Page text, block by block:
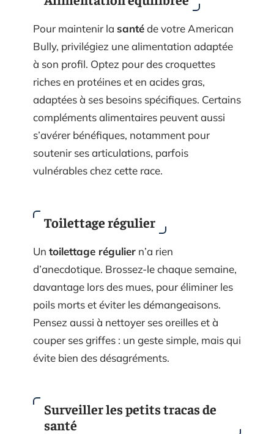
Pour maintenir la santéde votre American
Bully, privilégiez une alimentation adaptée
à son profil. Optez pour des croquettes
riches en protéines et en acides gras,
adaptées à ses besoins spécifiques. Certains
compléments alimentaires peuvent aussi
s’avérer bénéfiques, notamment pour
soutenir ses articulations, parfois
vulnérables chez cette race.
Toilettage régulier
Un toilettage régulier n’a rien
d’anecdotique. Brossez-le chaque semaine,
davantage lors des mues, pour éliminer les
poils morts et éviter les démangeaisons.
Pensez aussi à nettoyer ses oreilles et à
couper ses griffes : un geste simple, mais qui
évite bien des désagréments.
Surveiller les petits tracas de
santé